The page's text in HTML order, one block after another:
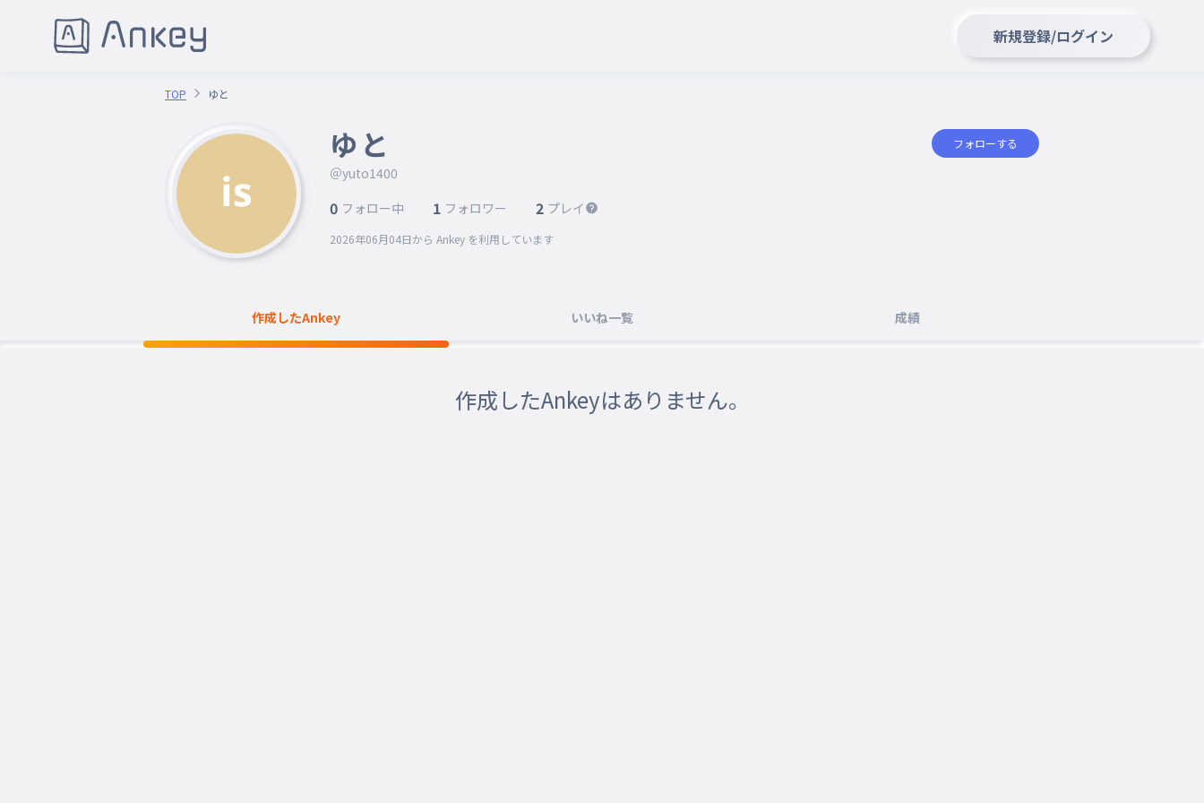
新規登録/ログイン
TOP ゆと
ゆと
＠yuto1400
フォローする
0 フォロー中 1 フォロワー 2 プレイ
2026年06月04日から Ankey を利用しています
作成したAnkey いいね一覧 成績
作成したAnkeyはありません。